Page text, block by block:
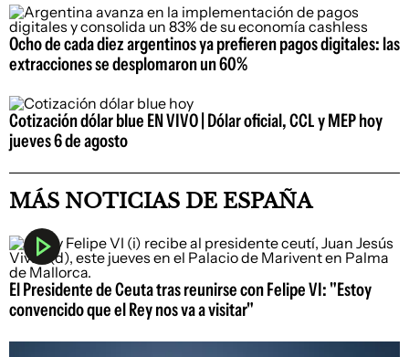
Ocho de cada diez argentinos ya prefieren pagos digitales: las
extracciones se desplomaron un 60%
Cotización dólar blue EN VIVO | Dólar oficial, CCL y MEP hoy
jueves 6 de agosto
MÁS NOTICIAS DE ESPAÑA
El Presidente de Ceuta tras reunirse con Felipe VI: "Estoy
convencido que el Rey nos va a visitar"